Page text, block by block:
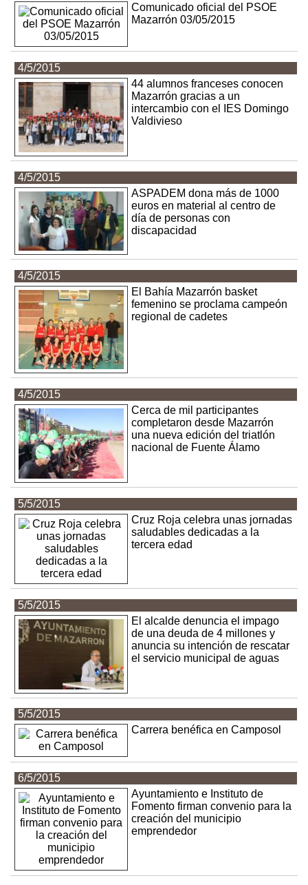
Comunicado oficial del PSOE
Mazarrón 03/05/2015
4/5/2015
44 alumnos franceses conocen
Mazarrón gracias a un
intercambio con el IES Domingo
Valdivieso
4/5/2015
ASPADEM dona más de 1000
euros en material al centro de
día de personas con
discapacidad
4/5/2015
El Bahía Mazarrón basket
femenino se proclama campeón
regional de cadetes
4/5/2015
Cerca de mil participantes
completaron desde Mazarrón
una nueva edición del triatlón
nacional de Fuente Álamo
5/5/2015
Cruz Roja celebra unas jornadas
saludables dedicadas a la
tercera edad
5/5/2015
El alcalde denuncia el impago
de una deuda de 4 millones y
anuncia su intención de rescatar
el servicio municipal de aguas
5/5/2015
Carrera benéfica en Camposol
6/5/2015
Ayuntamiento e Instituto de
Fomento firman convenio para la
creación del municipio
emprendedor